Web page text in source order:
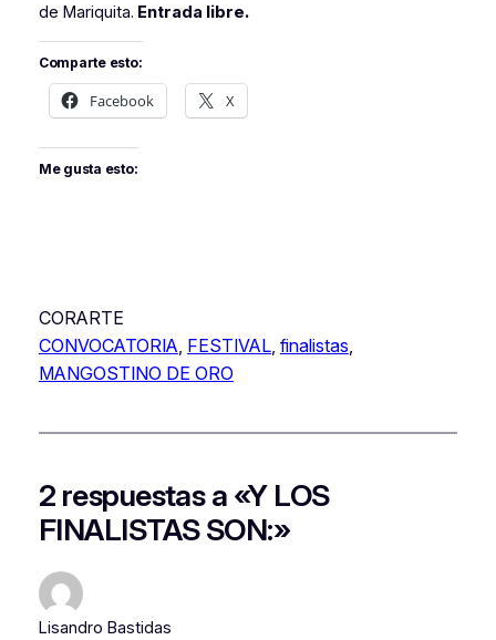
de Mariquita. Entrada libre.
Comparte esto:
Facebook X
Me gusta esto:
CORARTE
CONVOCATORIA FESTIVAL, finalistas
MANGOSTINO DE ORO
2 respuestas a «Y LOS
FINALISTAS SON:»
Lisandro Bastidas